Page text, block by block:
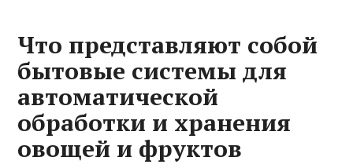
Что представляют собой
бытовые системы для
автоматической
обработки и хранения
овощей и фруктов